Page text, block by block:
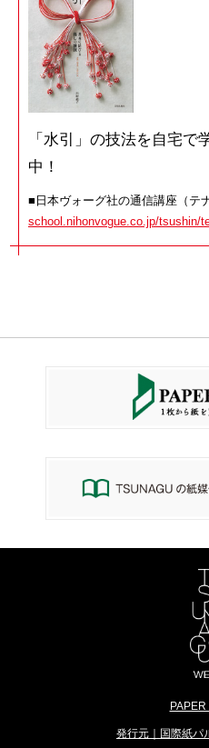
「水引」の技法を自宅で
中！
■ 日本ヴォーグ社の通信講座（テ
school.nihonvogue.co.jp/tsushin/
発行元｜国際紙パ